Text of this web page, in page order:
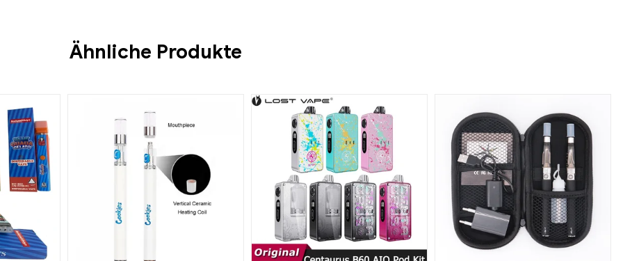
Ähnliche Produkte